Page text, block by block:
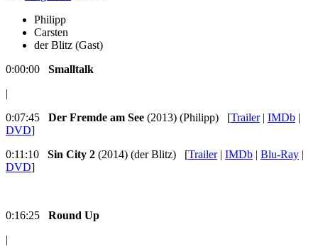
Philipp
Carsten
der Blitz (Gast)
0:00:00 Smalltalk
|
0:07:45 Der Fremde am See (2013) (Philipp) [Trailer| IMDb |
DVD]
0:11:10 Sin City 2 (2014) (der Blitz) [Trailer| IMDb | Blu-Ray |
DVD]
0:16:25 Round Up
|